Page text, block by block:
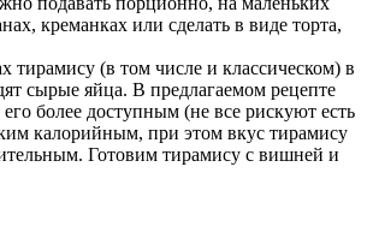
креманках или сделать в виде торта,
тирамису (в том числе и классическом) в
сырые яйца. В предлагаемом рецепте
его более доступным (не все рискуют есть
калорийным, при этом вкус тирамису
Готовим тирамису с вишней и